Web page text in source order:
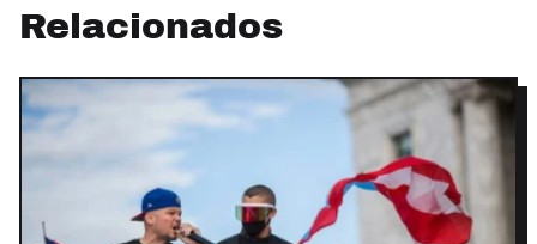
Relacionados